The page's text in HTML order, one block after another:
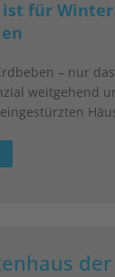
für
– nur
weitgehend